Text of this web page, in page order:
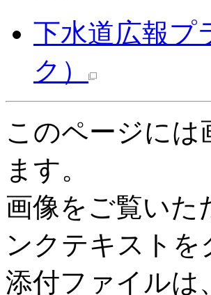
下水道広報プ
ク）
このページに
ます。
画像をご覧いた
ンクテキスト
添付ファイルは